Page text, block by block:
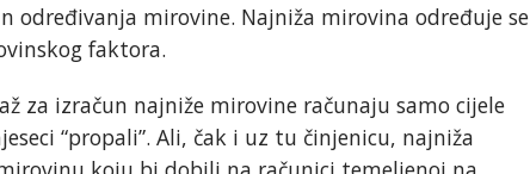
određivanja mirovine. Najniža mirovina određuje se
faktora.
za izračun najniže mirovine računaju samo cijele
“propali”. Ali, čak i uz tu činjenicu, najniža